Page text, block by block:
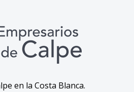
en la Costa Blanca.